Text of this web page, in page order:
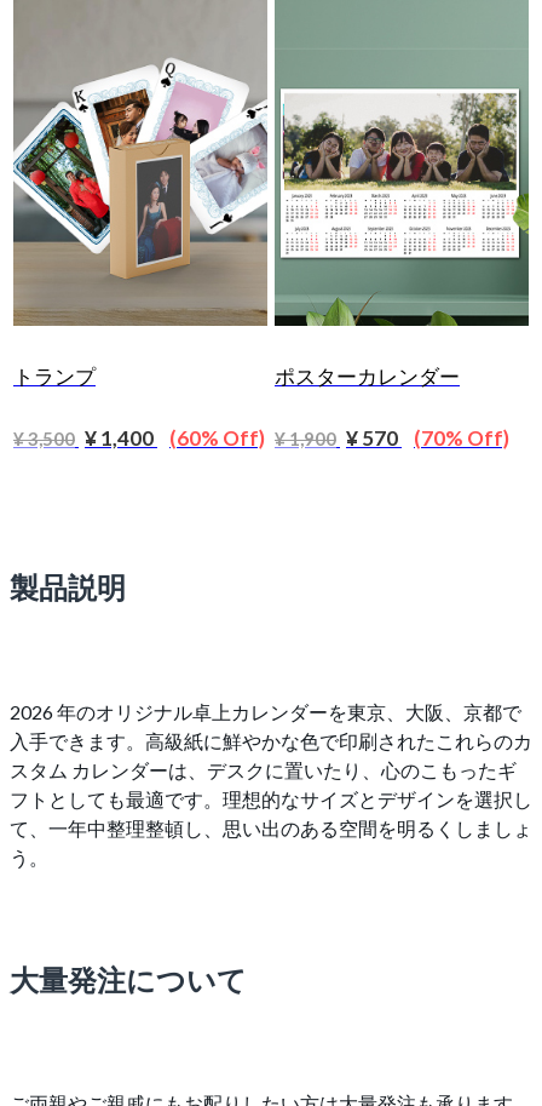
トランプ
¥ 3,500 ¥ 1,400 (60% Off)
ポスターカレンダー
¥ 1,900 ¥ 570 (70% Off)
製品説明
2026 年のオリジナル卓上カレンダーを東京、大阪、京都で
入手できます。高級紙に鮮やかな色で印刷されたこれらのカ
スタム カレンダーは、デスクに置いたり、心のこもったギ
フトとしても最適です。理想的なサイズとデザインを選択し
て、一年中整理整頓し、思い出のある空間を明るくしましょ
う。
大量発注について